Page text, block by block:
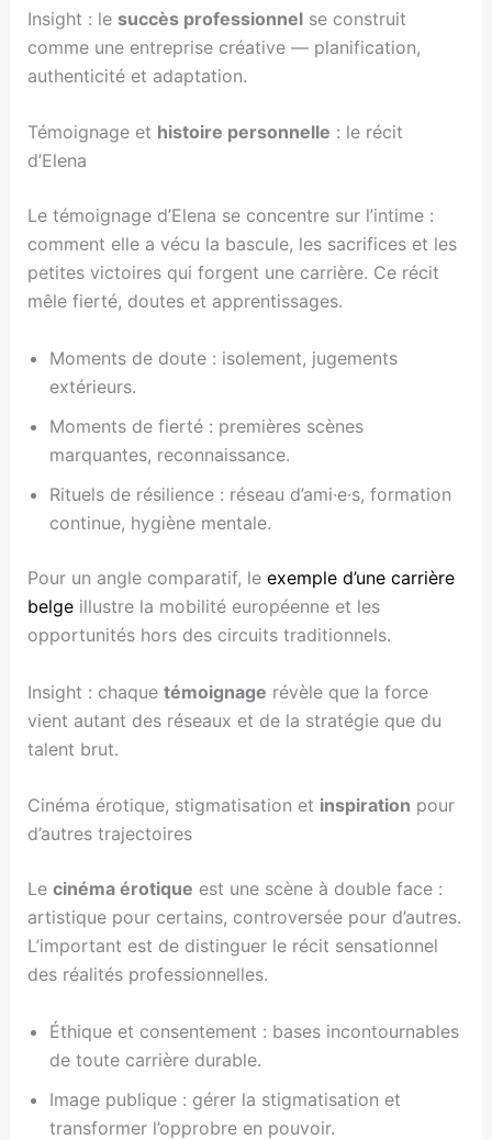
Insight : le succès professionnelse construit
comme une entreprise créative — planification,
authenticité et adaptation.
Témoignage et histoire personnelle : le récit
d’Elena
Le témoignage d’Elena se concentre sur l’intime :
comment elle a vécu la bascule, les sacrifices et les
petites victoires qui forgent une carrière. Ce récit
mêle fierté, doutes et apprentissages.
Moments de doute : isolement, jugements
extérieurs.
Moments de fierté : premières scènes
marquantes, reconnaissance.
Rituels de résilience : réseau d’ami·e·s, formation
continue, hygiène mentale.
Pour un angle comparatif, le exemple d’une carrière
belgeillustre la mobilité européenne et les
opportunités hors des circuits traditionnels.
Insight : chaque témoignage révèle que la force
vient autant des réseaux et de la stratégie que du
talent brut.
Cinéma érotique, stigmatisation et inspiration pour
d’autres trajectoires
Le cinéma érotique est une scène à double face :
artistique pour certains, controversée pour d’autres.
L’important est de distinguer le récit sensationnel
des réalités professionnelles.
Éthique et consentement : bases incontournables
de toute carrière durable.
Image publique : gérer la stigmatisation et
transformer l’opprobre en pouvoir.